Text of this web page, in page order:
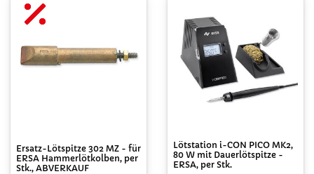
Ersatz-Lötspitze 302 MZ - für
ERSA Hammerlötkolben, per
Stk., ABVERKAUF
Lötstation i-CON PICO MK2,
80 W mit Dauerlötspitze -
ERSA, per Stk.